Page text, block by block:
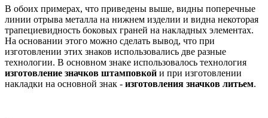
В обоих примерах, что приведены выше, видны поперечные
линии отрыва металла на нижнем изделии и видна некоторая
трапециевидность боковых граней на накладных элементах.
На основании этого можно сделать вывод, что при
изготовлении этих знаков использовались две разные
технологии. В основном знаке использовалось технология
изготовление значков штамповкой и при изготовлении
накладки на основной знак - изготовления значков литьем.